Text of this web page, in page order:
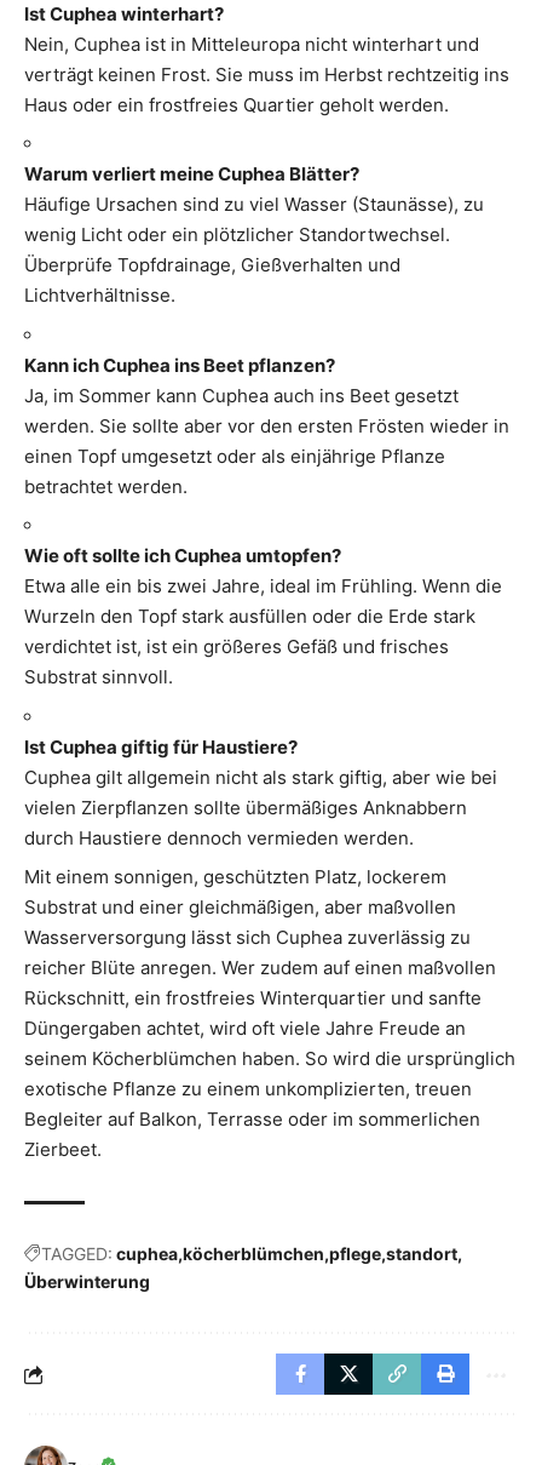
Ist Cuphea winterhart?
Nein, Cuphea ist in Mitteleuropa nicht winterhart und
verträgt keinen Frost. Sie muss im Herbst rechtzeitig ins
Haus oder ein frostfreies Quartier geholt werden.
Warum verliert meine Cuphea Blätter?
Häufige Ursachen sind zu viel Wasser (Staunässe), zu
wenig Licht oder ein plötzlicher Standortwechsel.
Überprüfe Topfdrainage, Gießverhalten und
Lichtverhältnisse.
Kann ich Cuphea ins Beet pflanzen?
Ja, im Sommer kann Cuphea auch ins Beet gesetzt
werden. Sie sollte aber vor den ersten Frösten wieder in
einen Topf umgesetzt oder als einjährige Pflanze
betrachtet werden.
Wie oft sollte ich Cuphea umtopfen?
Etwa alle ein bis zwei Jahre, ideal im Frühling. Wenn die
Wurzeln den Topf stark ausfüllen oder die Erde stark
verdichtet ist, ist ein größeres Gefäß und frisches
Substrat sinnvoll.
Ist Cuphea giftig für Haustiere?
Cuphea gilt allgemein nicht als stark giftig, aber wie bei
vielen Zierpflanzen sollte übermäßiges Anknabbern
durch Haustiere dennoch vermieden werden.
Mit einem sonnigen, geschützten Platz, lockerem
Substrat und einer gleichmäßigen, aber maßvollen
Wasserversorgung lässt sich Cuphea zuverlässig zu
reicher Blüte anregen. Wer zudem auf einen maßvollen
Rückschnitt, ein frostfreies Winterquartier und sanfte
Düngergaben achtet, wird oft viele Jahre Freude an
seinem Köcherblümchen haben. So wird die ursprünglich
exotische Pflanze zu einem unkomplizierten, treuen
Begleiter auf Balkon, Terrasse oder im sommerlichen
Zierbeet.
TAGGED: cuphea köcherblümchen pflege standort
Überwinterung